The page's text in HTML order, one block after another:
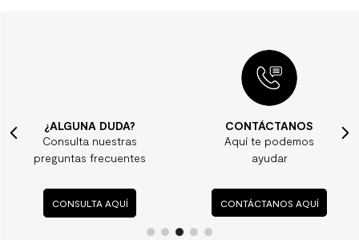
¿ALGUNA DUDA?
Consulta nuestras
preguntas frecuentes
CONSULTA AQUÍ
CONTÁCTANOS
Aquí te podemos
ayudar
CONTÁCTANOS AQUÍ